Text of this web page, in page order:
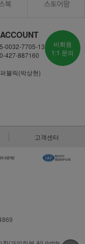
0032-7705-13
427-887160
블릭(박상현)
비회원
1:1 문의
고객센터